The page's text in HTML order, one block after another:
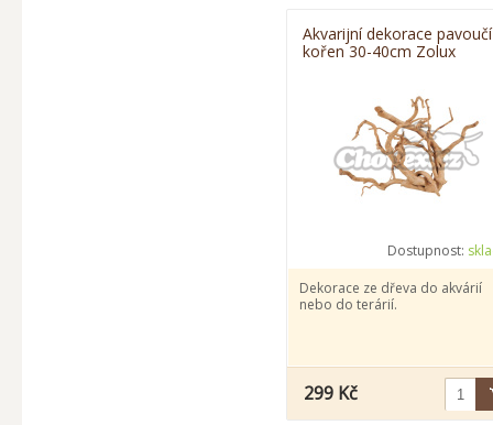
Akvarijní dekorace pavoučí
kořen 30-40cm Zolux
Dostupnost:
Dekorace ze dřeva do akvárií
nebo do terárií.
299 Kč